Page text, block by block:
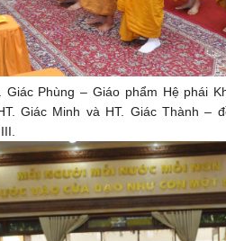
Giác Phùng – Giáo phẩm Hệ phái
Giác Minh và HT. Giác Thành –